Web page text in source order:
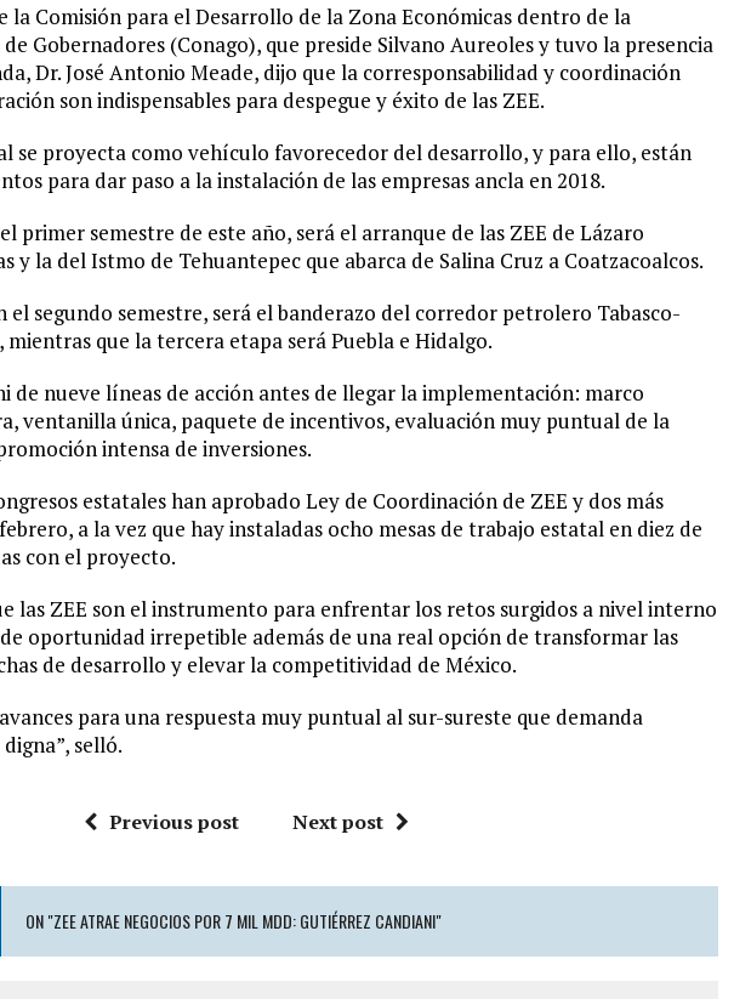
la Comisión para el Desarrollo de la Zona Económicas dentro de la
Gobernadores (Conago), que preside Silvano Aureoles y tuvo la presencia
Dr. José Antonio Meade, dijo que la corresponsabilidad y coordinación
son indispensables para despegue y éxito de las ZEE.
se proyecta como vehículo favorecedor del desarrollo, y para ello, están
para dar paso a la instalación de las empresas ancla en 2018.
primer semestre de este año, será el arranque de las ZEE de Lázaro
y la del Istmo de Tehuantepec que abarca de Salina Cruz a Coatzacoalcos.
el segundo semestre, será el banderazo del corredor petrolero Tabasco-
mientras que la tercera etapa será Puebla e Hidalgo.
de nueve líneas de acción antes de llegar la implementación: marco
ventanilla única, paquete de incentivos, evaluación muy puntual de la
intensa de inversiones.
estatales han aprobado Ley de Coordinación de ZEE y dos más
a la vez que hay instaladas ocho mesas de trabajo estatal en diez de
con el proyecto.
las ZEE son el instrumento para enfrentar los retos surgidos a nivel interno
oportunidad irrepetible además de una real opción de transformar las
de desarrollo y elevar la competitividad de México.
para una respuesta muy puntual al sur-sureste que demanda
selló.
Previous post Next post
ON "ZEE ATRAE NEGOCIOS POR 7 MIL MDD: GUTIÉRREZ CANDIANI"